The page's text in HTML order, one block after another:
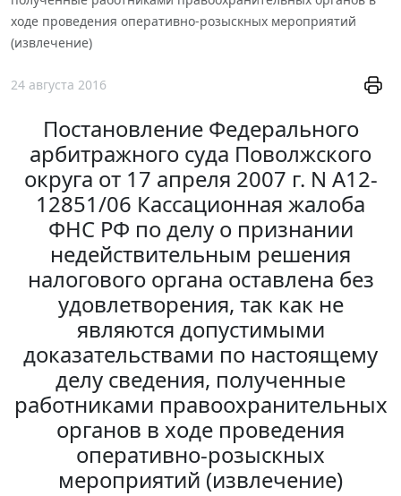
ходе проведения оперативно-розыскных мероприятий
(извлечение)
24 августа 2016
Постановление Федерального
арбитражного суда Поволжского
округа от 17 апреля 2007 г. N А12-
12851/06 Кассационная жалоба
ФНС РФ по делу о признании
недействительным решения
налогового органа оставлена без
удовлетворения, так как не
являются допустимыми
доказательствами по настоящему
делу сведения, полученные
работниками правоохранительных
органов в ходе проведения
оперативно-розыскных
мероприятий (извлечение)